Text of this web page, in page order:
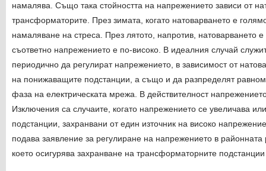
намалява. Също така стойността на напрежението зависи от
трансформаторите. През зимата, когато натоварването е
намаляване на стреса. През лятото, напротив, натоварването
съответно напрежението е по-високо. В идеалния случай
периодично да регулират напрежението, в зависимост от
на понижаващите подстанции, а също и да разпределят
фаза на електрическата мрежа. В действителност
Изключения са случаите, когато напрежението се увеличава
подстанции, захранвани от един източник на високо
подава заявление за регулиране на напрежението в
което осигурява захранване на трансформаторните